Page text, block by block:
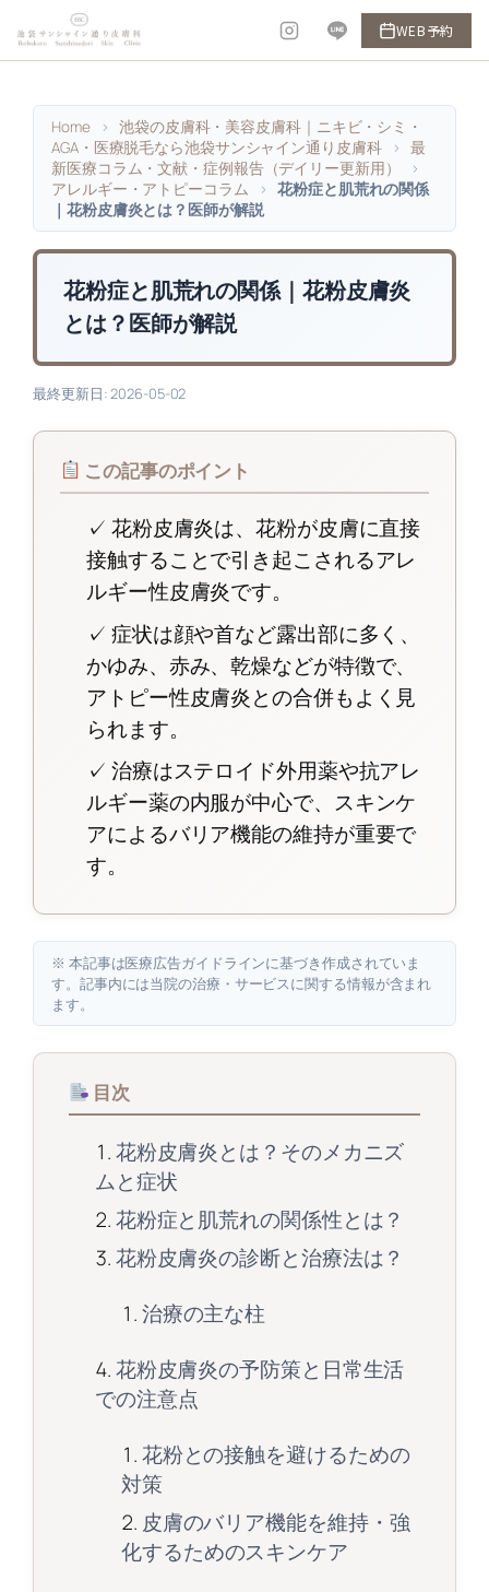
内
容
ス
WEB予約
Home >
池袋の皮膚科・美容皮膚科｜ニキビ・シミ・
AGA・医療脱毛なら池袋サンシャイン通り皮膚科
>
最
新医療コラム・文献・症例報告（デイリー更新用）
>
アレルギー・アトピーコラム
>
花粉症と肌荒れの関係
｜花粉皮膚炎とは？医師が解説
花粉症と肌荒れの関係｜花粉皮膚炎
とは？医師が解説
最終更新日: 2026-05-02
この記事のポイント
✓ 花粉皮膚炎は、花粉が皮膚に直接
接触することで引き起こされるアレ
ルギー性皮膚炎です。
✓ 症状は顔や首など露出部に多く、
かゆみ、赤み、乾燥などが特徴で、
アトピー性皮膚炎との合併もよく見
られます。
✓ 治療はステロイド外用薬や抗アレ
ルギー薬の内服が中心で、スキンケ
アによるバリア機能の維持が重要で
す。
※ 本記事は医療広告ガイドラインに基づき作成されていま
す。記事内には当院の治療・サービスに関する情報が含まれ
ます。
目次
花粉皮膚炎とは？そのメカニズ
ムと症状
花粉症と肌荒れの関係性とは？
花粉皮膚炎の診断と治療法は？
治療の主な柱
花粉皮膚炎の予防策と日常生活
での注意点
花粉との接触を避けるための
対策
皮膚のバリア機能を維持・強
化するためのスキンケア